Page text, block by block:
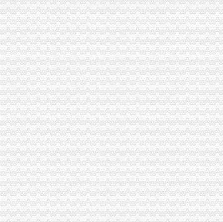
今年上半年重庆海关ECFA货物通关西部第一_网易新闻
今年上半年重庆海关ECFA货物通关西部第一-搜狐新闻
重庆海关2009年征税逾42亿创历史新高_新闻_腾讯网
重庆海关新办公大楼怎么去_搜问问
重庆海关
网络版重庆专电：重庆海关次查货进境用洋垃圾
有没有重庆海关的！有没有人收过这种短信我要哭了
重庆海关缉局_地图_公交路线查询
重庆海关
重庆海关：国外寄回的包裹[]-报关员海关公告--育路报关员网
重庆海关关于2008年重庆海关驻涪陵办事处公开选调公务员面试公告